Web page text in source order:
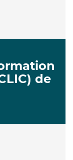
de